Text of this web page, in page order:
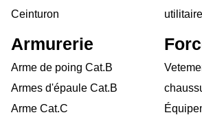
Ceinturon
utilitaire
Armurerie
Arme de poing Cat.B
Armes d'épaule Cat.B
Arme Cat.C